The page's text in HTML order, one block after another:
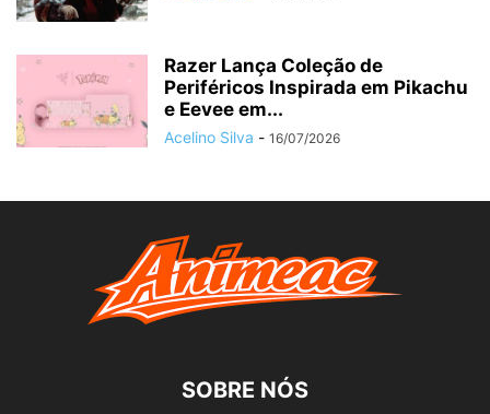
Razer Lança Coleção de
Periféricos Inspirada em Pikachu
e Eevee em...
Acelino Silva - 16/07/2026
SOBRE NÓS